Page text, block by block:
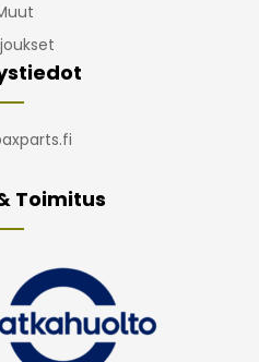
Toimitus